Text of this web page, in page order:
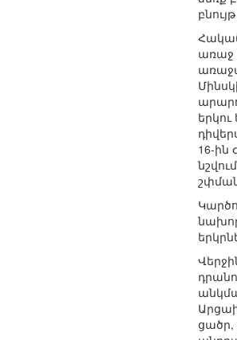
առաջ
16-
շփման
ցածր,